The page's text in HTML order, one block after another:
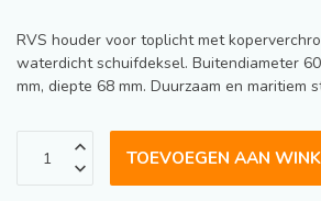
RVS houder voor toplicht met
waterdicht schuifdeksel. Buitendiameter
mm, diepte 68 mm. Duurzaam en maritiem
TOEVOEGEN AAN